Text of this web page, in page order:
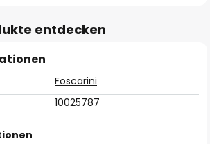
entdecken
Foscarini
10025787